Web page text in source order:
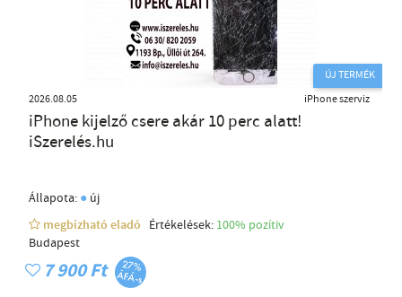
ÚJ TERMÉK
2026.08.05
iPhone szerviz
iPhone kijelző csere akár 10 perc alatt!
iSzerelés.hu
Állapota: ● új
megbízható eladó
Értékelések: 100% pozítiv
Budapest
7 900 Ft